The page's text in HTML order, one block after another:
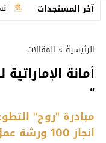
آخر المستجدات
متكاملة نسمة تطلق
الرئيسية » المقالات
أمانة
“
مبادرة "روح"
انجاز 100 ورشة عمل لتدريب المتطوعين